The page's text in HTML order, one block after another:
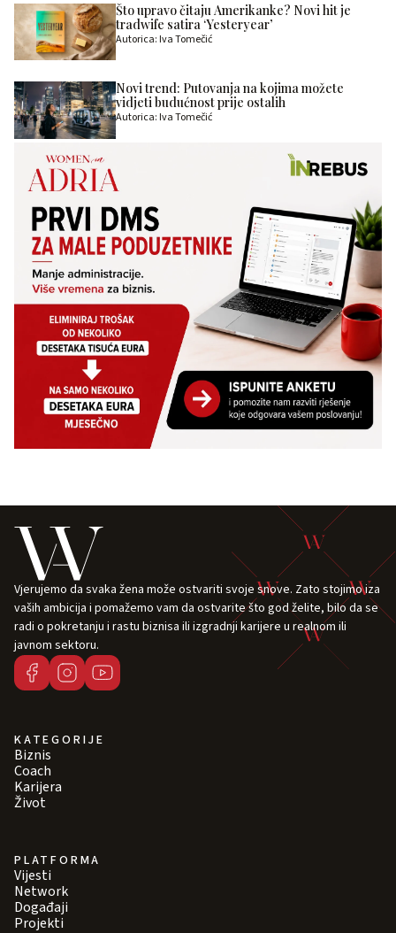
Što upravo čitaju Amerikanke? Novi hit je
tradwife satira ‘Yesteryear’
Autorica: Iva Tomečić
Novi trend: Putovanja na kojima možete
vidjeti budućnost prije ostalih
Autorica: Iva Tomečić
Vjerujemo da svaka žena može ostvariti svoje snove. Zato stojimo iza
vaših ambicija i pomažemo vam da ostvarite što god želite, bilo da se
radi o pokretanju i rastu biznisa ili izgradnji karijere u realnom ili
javnom sektoru.
KATEGORIJE
Biznis
Coach
Karijera
Život
PLATFORMA
Vijesti
Network
Događaji
Projekti